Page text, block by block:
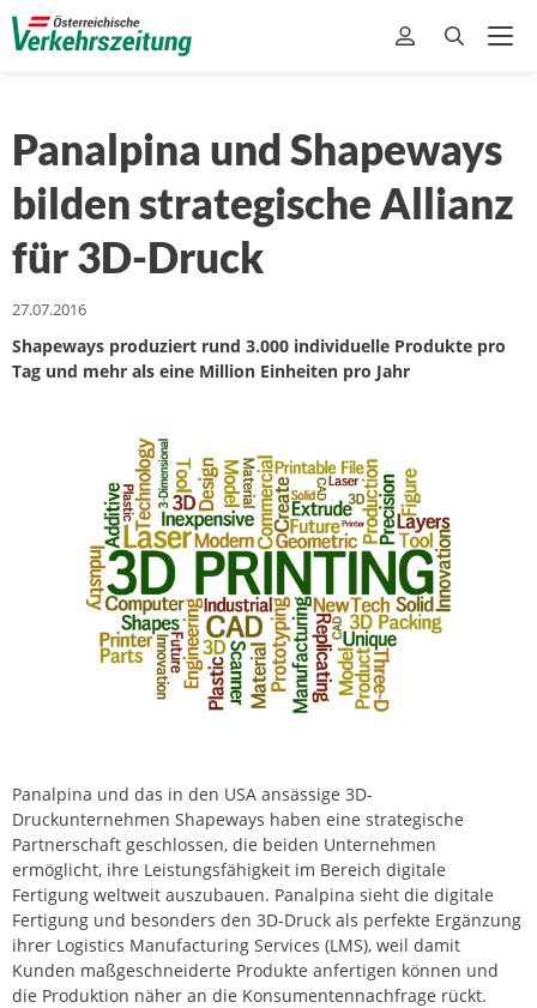
Panalpina und Shapeways
bilden strategische Allianz
für 3D-Druck
27.07.2016
Shapeways produziert rund 3.000 individuelle Produkte pro
Tag und mehr als eine Million Einheiten pro Jahr
Panalpina und das in den USA ansässige 3D-
Druckunternehmen Shapeways haben eine strategische
Partnerschaft geschlossen, die beiden Unternehmen
ermöglicht, ihre Leistungsfähigkeit im Bereich digitale
Fertigung weltweit auszubauen. Panalpina sieht die digitale
Fertigung und besonders den 3D-Druck als perfekte Ergänzung
ihrer Logistics Manufacturing Services (LMS), weil damit
Kunden maßgeschneiderte Produkte anfertigen können und
die Produktion näher an die Konsumentennachfrage rückt.